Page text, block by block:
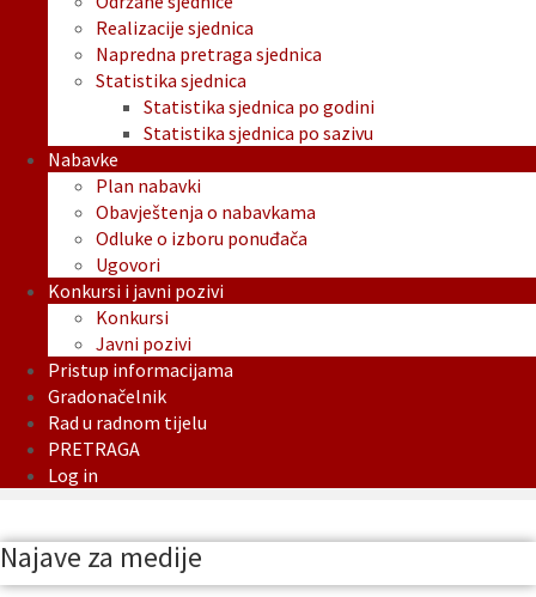
Realizacije sjednica
Napredna pretraga sjednica
Statistika sjednica
Statistika sjednica po godini
Statistika sjednica po sazivu
Nabavke
Plan nabavki
Obavještenja o nabavkama
Odluke o izboru ponuđača
Ugovori
Konkursi i javni pozivi
Konkursi
Javni pozivi
Pristup informacijama
Gradonačelnik
Rad u radnom tijelu
PRETRAGA
Log in
Najave za medije